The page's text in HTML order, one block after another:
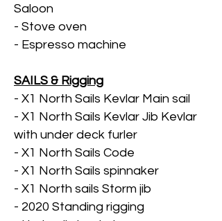
Saloon
- Stove oven
- Espresso machine
SAILS & Rigging
- X1 North Sails Kevlar Main sail
- X1 North Sails Kevlar Jib Kevlar
with under deck furler
- X1 North Sails Code
- X1 North Sails spinnaker
- X1 North sails Storm jib
- 2020 Standing rigging